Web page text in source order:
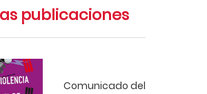
publicaciones
Comunicado del